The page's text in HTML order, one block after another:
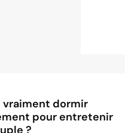
vraiment dormir
pour entretenir
?